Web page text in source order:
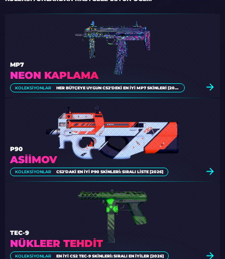
NEON KAPLAMA
MP7
KOLEKSIYONLAR HER BÜTÇEYE UYGUN CS2'DEKI EN İYI MP7 SKINLERI [2026]
ASIIMOV
P90
KOLEKSIYONLAR CS2'DAKI EN İYI P90 SKINLERI: SIRALI LISTE [2026]
NÜKLEER TEHDIT
TEC-9
KOLEKSIYONLAR EN İYI CS2 TEC-9 SKINLERI: SIRALI EN İYILER [2026]